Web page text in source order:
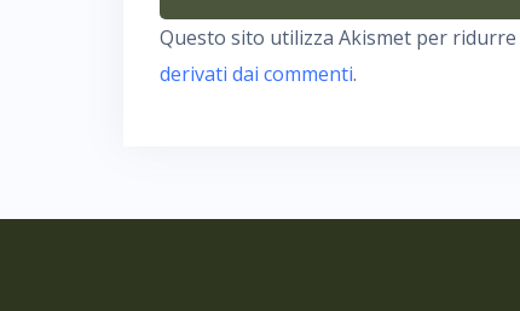
Questo sito utilizza Akismet per ridurre
derivati dai commenti.